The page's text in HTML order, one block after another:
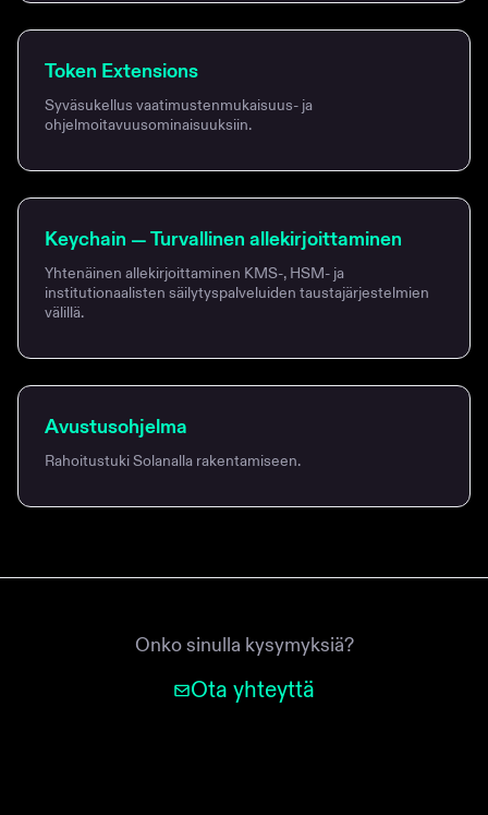
Token Extensions
Syväsukellus vaatimustenmukaisuus- ja
ohjelmoitavuusominaisuuksiin.
Keychain — Turvallinen allekirjoittaminen
Yhtenäinen allekirjoittaminen KMS-, HSM- ja
institutionaalisten säilytyspalveluiden taustajärjestelmien
välillä.
Avustusohjelma
Rahoitustuki Solanalla rakentamiseen.
Onko sinulla kysymyksiä?
Ota yhteyttä